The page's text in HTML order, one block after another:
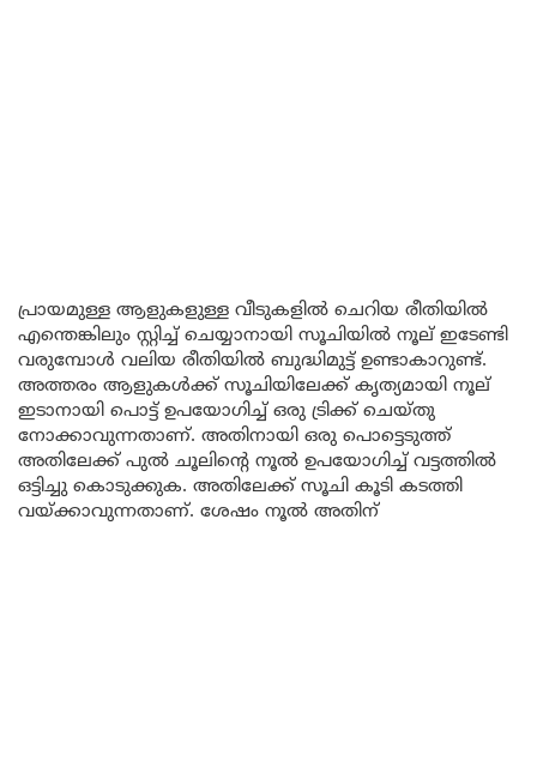
പ്രായമുള്ള ആളുകളുള്ള വീടുകളിൽ ചെറിയ രീതിയിൽ
എന്തെങ്കിലും സ്റ്റിച്ച് ചെയ്യാനായി സൂചിയിൽ നൂല് ഇടേണ്ടി
വരുമ്പോൾ വലിയ രീതിയിൽ ബുദ്ധിമുട്ട് ഉണ്ടാകാറുണ്ട്.
അത്തരം ആളുകൾക്ക് സൂചിയിലേക്ക് കൃത്യമായി നൂല്
ഇടാനായി പൊട്ട് ഉപയോഗിച്ച് ഒരു ട്രിക്ക് ചെയ്തു
നോക്കാവുന്നതാണ്. അതിനായി ഒരു പൊട്ടെടുത്ത്
അതിലേക്ക് പുൽ ചൂലിന്റെ നൂൽ ഉപയോഗിച്ച് വട്ടത്തിൽ
ഒട്ടിച്ചു കൊടുക്കുക. അതിലേക്ക് സൂചി കൂടി കടത്തി
വയ്ക്കാവുന്നതാണ്. ശേഷം നൂൽ അതിന്